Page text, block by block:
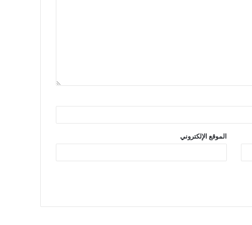
الموقع الإلكتروني